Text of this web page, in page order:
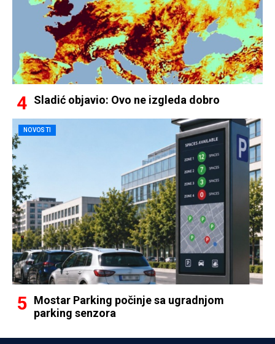
Sladić objavio: Ovo ne izgleda dobro
NOVOSTI
Mostar Parking počinje sa ugradnjom
parking senzora